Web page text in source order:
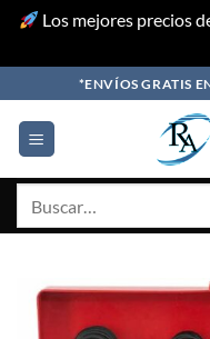
Los mejores precios
to
content
*ENVÍOS GRATIS